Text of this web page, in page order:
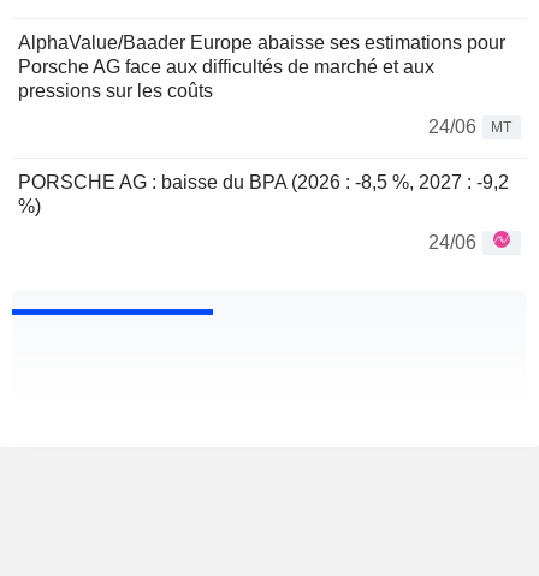
AlphaValue/Baader Europe abaisse ses estimations pour
Porsche AG face aux difficultés de marché et aux
pressions sur les coûts
24/06
MT
PORSCHE AG : baisse du BPA (2026 : -8,5 %, 2027 : -9,2
%)
24/06